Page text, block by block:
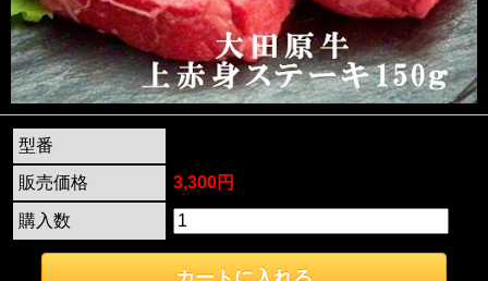
型番
販売価格
3,300円
購入数